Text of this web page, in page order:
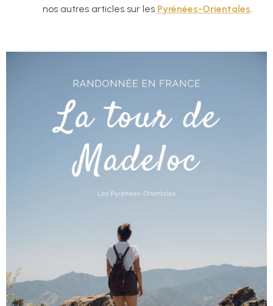
nos autres articles sur les Pyrénées-Orientales